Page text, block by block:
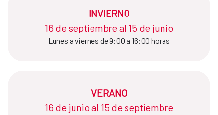
INVIERNO
16 de septiembre al 15 de junio​​​​​​​
Lunes a viernes de 9:00 a 16:00 horas
VERANO
16 de junio al 15 de septiembre